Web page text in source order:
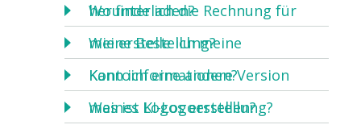
herunterladen?
Wo finde ich die Rechnung für
meine Bestellung?
Wie erstelle ich meine
Kontoinformationen?
Kann ich eine andere Version
meines Logos erstellen?
Was ist KI-Logoerstellung?